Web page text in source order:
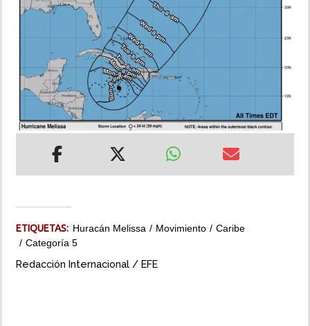
MULTIMEDIA
ETIQUETAS: Huracán Melissa Movimiento
Caribe
Categoría 5
Redacción Internacional / EFE